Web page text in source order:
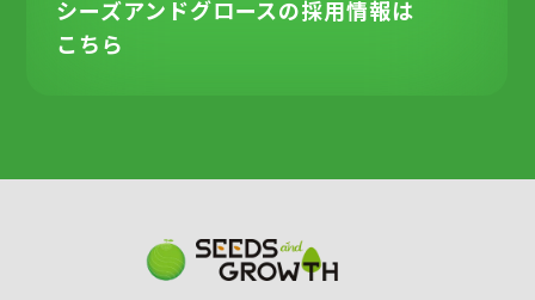
シーズアンドグロースの採用情報は
こちら